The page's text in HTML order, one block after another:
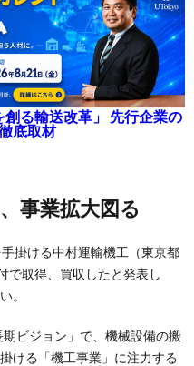
る輸送改革」 先行企業の
底取材
事業拡大図る
掛ける中村運輸機工（東京都
で取得、買収したと発表し
。
ビジョン」で、機械設備の搬
ける「機工事業」に注力する